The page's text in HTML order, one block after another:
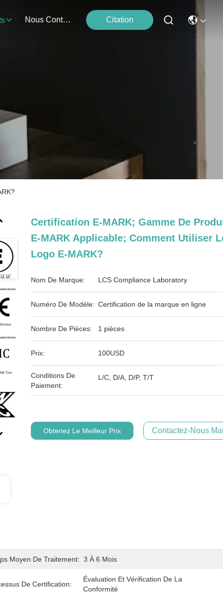
Nous Contacter Citation
Certification E-MARK; Gamme De
E-MARK Applicable; Comment Utiliser
Logo E-MARK?
Nom De Marque: LCS Compliance Laboratory
Numéro De Modèle: Certification de la marque en ligne
Nombre De Pièces: 1 pièces
Prix: 100USD
Conditions De
Paiement:
L/C, D/A, D/P, T/T
Obtenez Le Meilleur Prix Contactez-Nous
Moyen De Traitement: 3 À 6 Mois
De Certification:
Évaluation Et Vérification De La
Conformité